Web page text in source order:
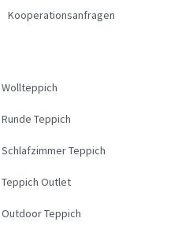
Kooperationsanfragen
Wollteppich
Runde Teppich
Schlafzimmer Teppich
Teppich Outlet
Outdoor Teppich